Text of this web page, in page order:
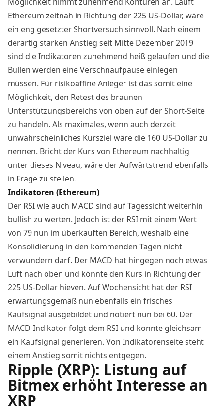
Ethereum zeitnah in Richtung der 225 US-Dollar, wäre
ein eng gesetzter Shortversuch sinnvoll. Nach einem
derartig starken Anstieg seit Mitte Dezember 2019
sind die Indikatoren zunehmend heiß gelaufen und die
Bullen werden eine Verschnaufpause einlegen
müssen. Für risikoaffine Anleger ist das somit eine
Möglichkeit, den Retest des braunen
Unterstützungsbereichs von oben auf der Short-Seite
zu handeln. Als maximales, wenn auch derzeit
unwahrscheinliches Kursziel wäre die 160 US-Dollar zu
nennen. Bricht der Kurs von Ethereum nachhaltig
unter dieses Niveau, wäre der Aufwärtstrend ebenfalls
in Frage zu stellen.
Indikatoren (Ethereum)
Der RSI wie auch MACD sind auf Tagessicht weiterhin
bullish zu werten. Jedoch ist der RSI mit einem Wert
von 79 nun im überkauften Bereich, weshalb eine
Konsolidierung in den kommenden Tagen nicht
verwundern darf. Der MACD hat hingegen noch etwas
Luft nach oben und könnte den Kurs in Richtung der
225 US-Dollar hieven. Auf Wochensicht hat der RSI
erwartungsgemäß nun ebenfalls ein frisches
Kaufsignal ausgebildet und notiert nun bei 60. Der
MACD-Indikator folgt dem RSI und konnte gleichsam
ein Kaufsignal generieren. Von Indikatorenseite steht
einem Anstieg somit nichts entgegen.
Ripple (XRP): Listung auf
Bitmex erhöht Interesse an
XRP